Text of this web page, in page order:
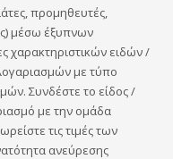
προμηθευτές,
μέσω έξυπνων
χαρακτηριστικών ειδών /
με τύπο
Συνδέστε το είδος /
με την ομάδα
τις τιμές των
ανεύρεσης